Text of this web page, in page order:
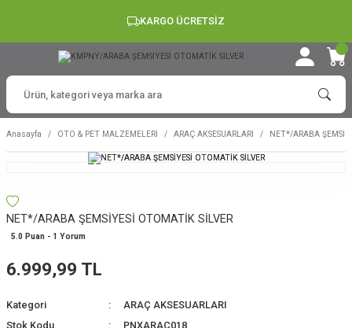
KARGO ÜCRETSİZ
Anasayfa OTO & PET MALZEMELERİ ARAÇ AKSESUARLARI NET*/ARABA
NET*/ARABA ŞEMSİYESİ OTOMATİK SİLVER
5.0 Puan - 1 Yorum
6.999,99 TL
Kategori
ARAÇ AKSESUARLARI
Stok Kodu
PNXARAÇ018